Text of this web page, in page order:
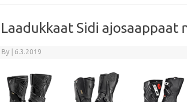
Laadukkaat Sidi ajosaappaat
By 6.3.2019